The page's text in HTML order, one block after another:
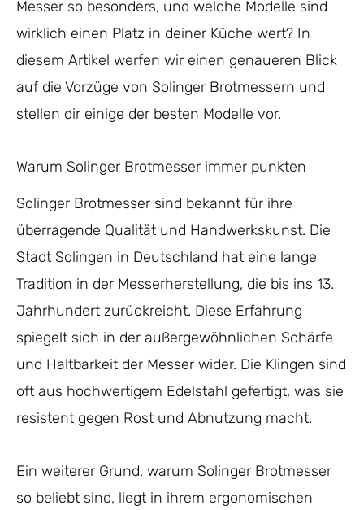
Messer so besonders, und welche Modelle sind
wirklich einen Platz in deiner Küche wert? In
diesem Artikel werfen wir einen genaueren Blick
auf die Vorzüge von Solinger Brotmessern und
stellen dir einige der besten Modelle vor.
Warum Solinger Brotmesser immer punkten
Solinger Brotmesser sind bekannt für ihre
überragende Qualität und Handwerkskunst. Die
Stadt Solingen in Deutschland hat eine lange
Tradition in der Messerherstellung, die bis ins 13.
Jahrhundert zurückreicht. Diese Erfahrung
spiegelt sich in der außergewöhnlichen Schärfe
und Haltbarkeit der Messer wider. Die Klingen sind
oft aus hochwertigem Edelstahl gefertigt, was sie
resistent gegen Rost und Abnutzung macht.
Ein weiterer Grund, warum Solinger Brotmesser
so beliebt sind, liegt in ihrem ergonomischen